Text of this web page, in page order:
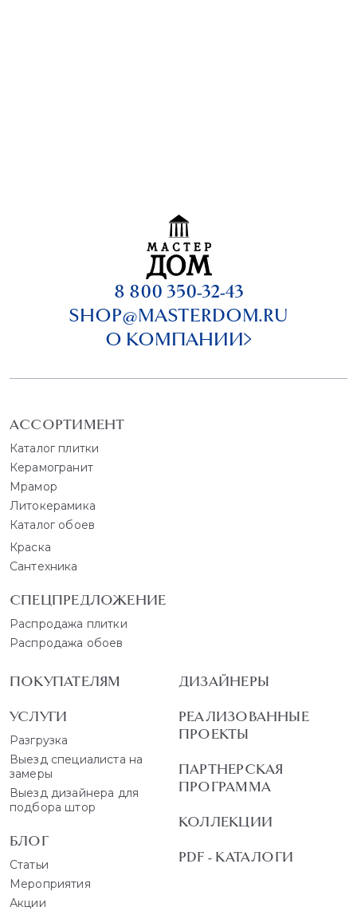
8 800 350-32-43
SHOP@MASTERDOM.RU
О КОМПАНИИ
АССОРТИМЕНТ
Каталог плитки
Керамогранит
Мрамор
Литокерамика
Каталог обоев
Краска
Сантехника
СПЕЦПРЕДЛОЖЕНИЕ
Распродажа плитки
Распродажа обоев
ПОКУПАТЕЛЯМ
УСЛУГИ
Разгрузка
Выезд специалиста на
замеры
Выезд дизайнера для
подбора штор
БЛОГ
Статьи
Мероприятия
Акции
ДИЗАЙНЕРЫ
РЕАЛИЗОВАННЫЕ
ПРОЕКТЫ
ПАРТНЕРСКАЯ
ПРОГРАММА
КОЛЛЕКЦИИ
PDF - КАТАЛОГИ